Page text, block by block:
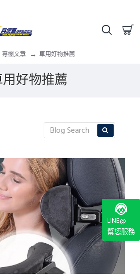
專欄文章 車用好物推薦
好物推薦
LINE@
幫您服務